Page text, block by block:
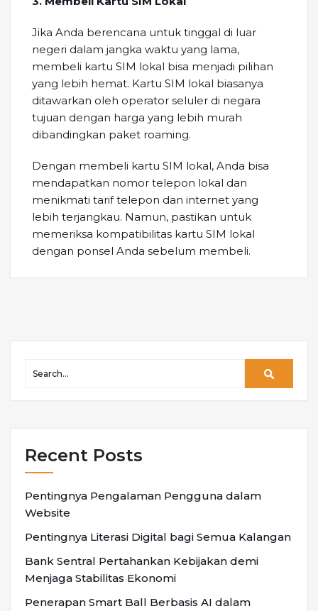
Jika Anda berencana untuk tinggal di luar
negeri dalam jangka waktu yang lama,
membeli kartu SIM lokal bisa menjadi pilihan
yang lebih hemat. Kartu SIM lokal biasanya
ditawarkan oleh operator seluler di negara
tujuan dengan harga yang lebih murah
dibandingkan paket roaming.
Dengan membeli kartu SIM lokal, Anda bisa
mendapatkan nomor telepon lokal dan
menikmati tarif telepon dan internet yang
lebih terjangkau. Namun, pastikan untuk
memeriksa kompatibilitas kartu SIM lokal
dengan ponsel Anda sebelum membeli.
Recent Posts
Pentingnya Pengalaman Pengguna dalam
Website
Pentingnya Literasi Digital bagi Semua Kalangan
Bank Sentral Pertahankan Kebijakan demi
Menjaga Stabilitas Ekonomi
Penerapan Smart Ball Berbasis AI dalam